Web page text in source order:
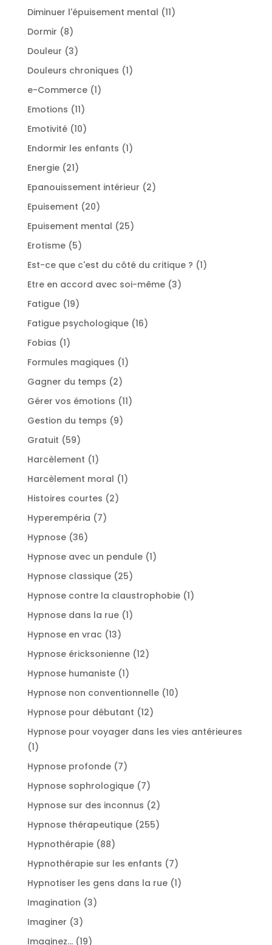
produits
Diminuer l'épuisement mental 1111
Dormir 88
produits
Douleur 33
produits
Douleurs chroniques 11
e-Commerce 11
Emotions 1111
produits
Emotivité 1010
produits
Endormir les enfants 11
Energie 2121
produits
Epanouissement intérieur 22
Epuisement 2020
produits
Epuisement mental 2525
Erotisme 55
produits
Est-ce que c'est du côté du critique ? 11
Etre en accord avec soi-même 33
Fatigue 1919
produits
Fatigue psychologique 1616
Fobias 11
produit
Formules magiques 11
Gagner du temps 22
produits
Gérer vos émotions 1111
Gestion du temps 99
Gratuit 5959
produits
Harcèlement 11
produit
Harcèlement moral 11
Histoires courtes 22
Hyperempéria 77
Hypnose 3636
Hypnose avec un pendule 11
Hypnose classique 2525
produits
Hypnose contre la claustrophobie 11
Hypnose dans la rue 11
Hypnose en vrac 1313
produits
Hypnose éricksonienne 1212
Hypnose humaniste 11
produit
Hypnose non conventionnelle 1010
Hypnose pour débutant 1212
produits
Hypnose pour voyager dans les vies antérieures
11
Hypnose profonde 77
produits
Hypnose sophrologique 77
produits
Hypnose sur des inconnus 22
produits
Hypnose thérapeutique 255255
Hypnothérapie 8888
produits
Hypnothérapie sur les enfants 77
produits
Hypnotiser les gens dans la rue 11
Imagination 33
Imaginer 33
produits
Imaginez... 1919